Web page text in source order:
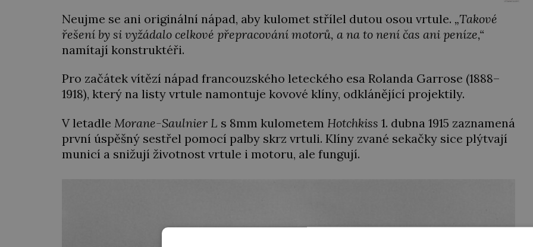
Neujme se ani originální nápad, aby kulomet střílel dutou osou vrtule. „Takové
řešení by si vyžádalo celkové přepracování motorů, a na to není čas ani peníze,“
namítají konstruktéři.
Pro začátek vítězí nápad francouzského leteckého esa Rolanda Garrose (1888–
1918), který na listy vrtule namontuje kovové klíny, odklánějící projektily.
V letadle Morane-Saulnier L s 8mm kulometem Hotchkiss 1. dubna 1915 zaznamená
první úspěšný sestřel pomocí palby skrz vrtuli. Klíny zvané sekačky sice plýtvají
municí a snižují životnost vrtule i motoru, ale fungují.